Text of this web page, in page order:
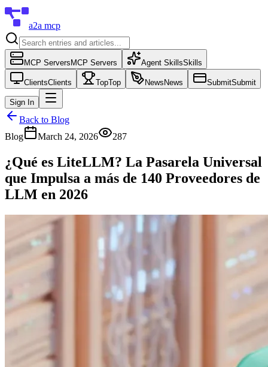
a2a mcp
MCP Servers MCP Servers Agent SkillsSkills
ClientsClients TopTop News News SubmitSubmit
Sign In
Back to Blog
Blog
March 24, 2026 287
¿Qué es LiteLLM? La Pasarela Universal
que Impulsa a más de 140 Proveedores de
LLM en 2026